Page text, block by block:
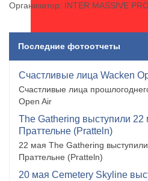
Организатор: INTER MASSIVE
Последние фотоотчеты
Счастливые лица Wacken
Счастливые лица
Open Air
The Gathering выступили
Праттельне (Pratteln)
22 мая The Gathering
Праттельне (Pratteln)
20 мая Cemetery Skyline